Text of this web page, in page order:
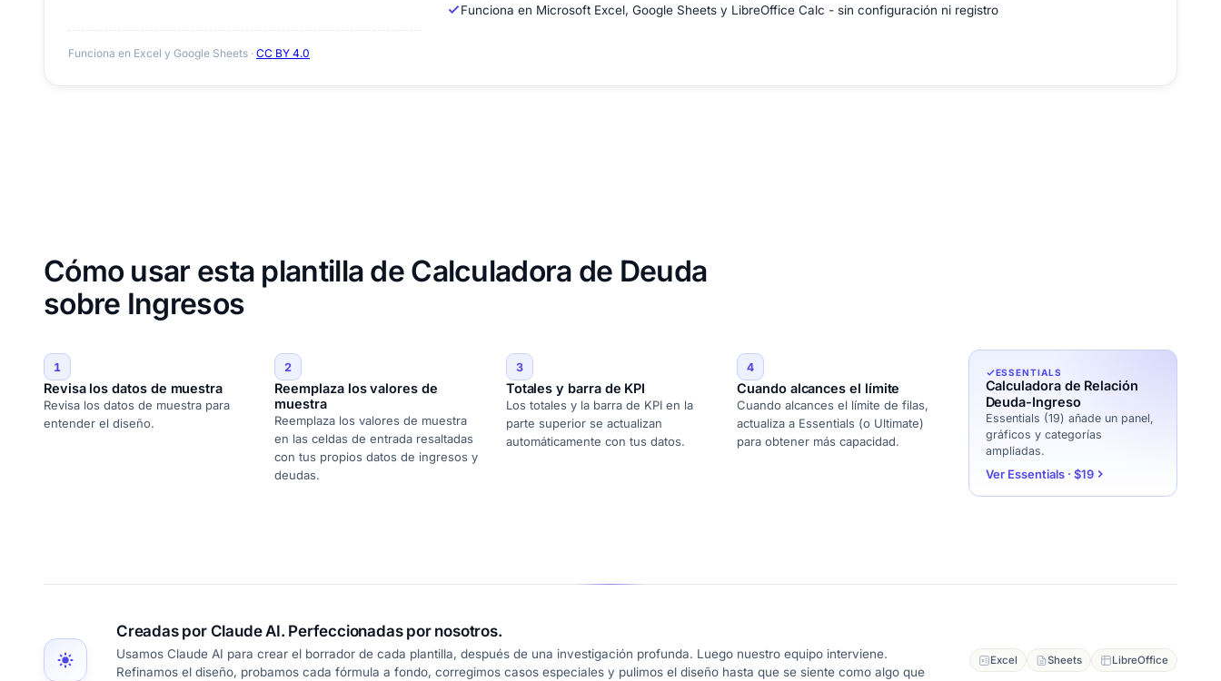
Funciona en Excel y Google Sheets · CC BY 4.0
Funciona en Microsoft Excel, Google Sheets y LibreOffice Calc - sin configuración ni registro
Cómo usar esta plantilla de Calculadora de Deuda
sobre Ingresos
1
Revisa los datos de muestra
Revisa los datos de muestra para
entender el diseño.
2
Reemplaza los valores de
muestra
Reemplaza los valores de muestra
en las celdas de entrada resaltadas
con tus propios datos de ingresos y
deudas.
3
Totales y barra de KPI
Los totales y la barra de KPI en la
parte superior se actualizan
automáticamente con tus datos.
4
Cuando alcances el límite
Cuando alcances el límite de filas,
actualiza a Essentials (o Ultimate)
para obtener más capacidad.
ESSENTIALS
Calculadora de Relación
Deuda-Ingreso
Essentials (19) añade un panel,
gráficos y categorías
ampliadas.
Ver Essentials · $19
Creadas por Claude AI. Perfeccionadas por nosotros.
Usamos Claude AI para crear el borrador de cada plantilla, después de una investigación profunda. Luego nuestro equipo interviene.
Refinamos el diseño, probamos cada fórmula a fondo, corregimos casos especiales y pulimos el diseño hasta que se siente como algo que
Excel Sheets LibreOffice